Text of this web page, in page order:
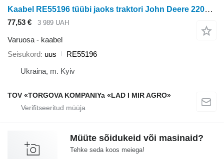
Kaabel RE55196 tüübi jaoks traktori John Deere 2204, 6110, 6200, 6210, 6300, 6310, 6310L, 6400, 6410, 6500L, 6510S, 7200, 7400, 7600, 8400
77,53 € 3 989 UAH
Varuosa - kaabel
Seisukord uus
RE55196
Ukraina, m. Kyiv
TOV «TORGOVA KOMPANIYa «LAD I MIR AGRO»
Müüte sõidukeid või masinaid?
Tehke seda koos meiega!